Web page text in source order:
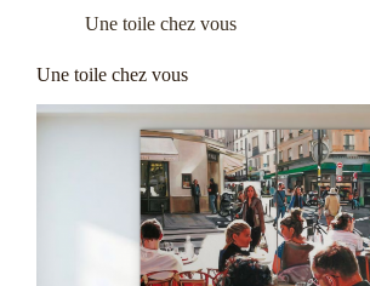
Une toile chez vous
Une toile chez vous